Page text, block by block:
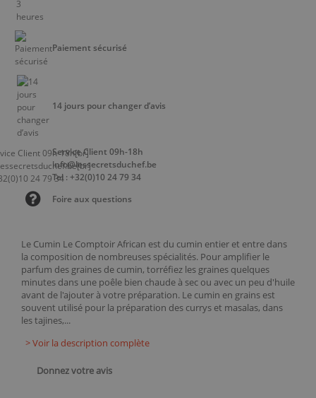
Le Cumin Le Comptoir African est du cumin entier et entre dans
la composition de nombreuses spécialités. Pour amplifier le
parfum des graines de cumin, torréfiez les graines quelques
minutes dans une poêle bien chaude à sec ou avec un peu d'huile
avant de l'ajouter à votre préparation. Le cumin en grains est
souvent utilisé pour la préparation des currys et masalas, dans
les tajines,...
> Voir la description complète
Donnez votre avis
Paiement sécurisé
14 jours pour changer d’avis
Service Client 09h-18h
info@lessecretsduchef.be
Tel : +32(0)10 24 79 34
Foire aux questions